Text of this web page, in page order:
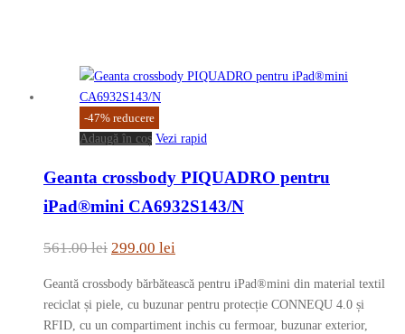
-47% reducere
Adaugă în coș Vezi rapid
Geanta crossbody PIQUADRO pentru
iPad®mini CA6932S143/N
561.00lei Prețul
a
fost:
299.00 lei
299.00 lei.
Geantă crossbody bărbătească pentru iPad®mini din material textil
reciclat și piele, cu buzunar pentru protecție CONNEQU 4.0 și
RFID, cu un compartiment inchis cu fermoar, buzunar exterior,